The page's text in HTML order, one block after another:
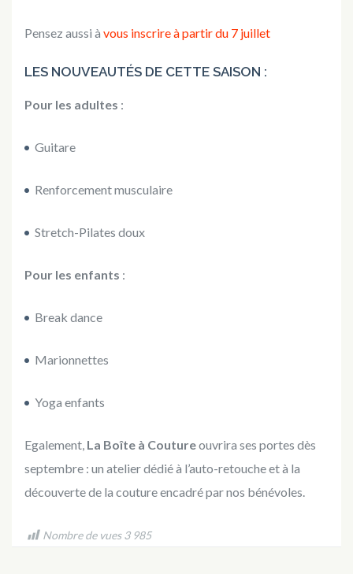
Pensez aussi à vous inscrire à partir du 7 juillet
LES NOUVEAUTÉS DE CETTE SAISON :
Pour les adultes :
Guitare
Renforcement musculaire
Stretch-Pilates doux
Pour les enfants :
Break dance
Marionnettes
Yoga enfants
Egalement, La Boîte à Coutureouvrira ses portes dès
septembre : un atelier dédié à l’auto-retouche et à la
découverte de la couture encadré par nos bénévoles.
Nombre de vues 3 985